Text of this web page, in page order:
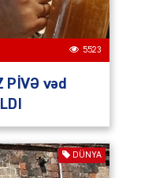
5523
PİVƏ vəd
DÜNYA